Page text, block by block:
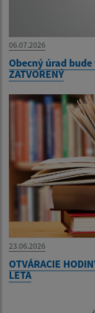
06.07.2026
Obecný úrad
ZATVORENÝ
23.06.2026
OTVÁRACIE
LETA